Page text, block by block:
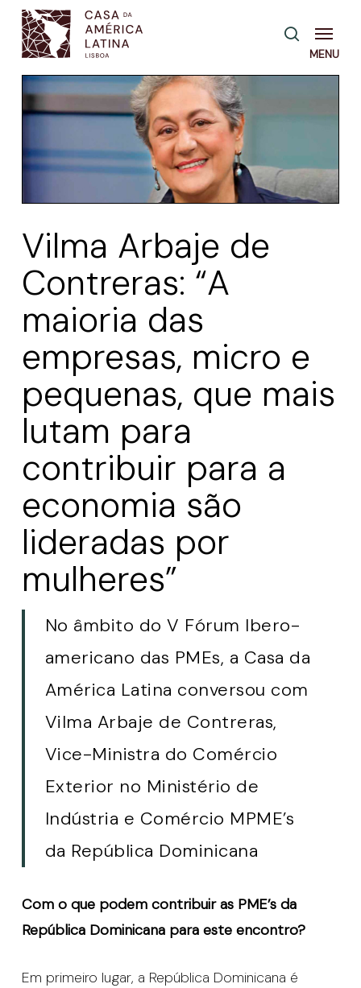
Skip
main
content
pesquisa
Menu
Vilma Arbaje de
Contreras: “A
maioria das
empresas, micro e
pequenas, que mais
lutam para
contribuir para a
economia são
lideradas por
mulheres”
No âmbito do V Fórum Ibero-
americano das PMEs, a Casa da
América Latina conversou com
Vilma Arbaje de Contreras,
Vice-Ministra do Comércio
Exterior no Ministério de
Indústria e Comércio MPME’s
da República Dominicana
Com o que podem contribuir as PME’s da
República Dominicana para este encontro?
Em primeiro lugar, a República Dominicana é